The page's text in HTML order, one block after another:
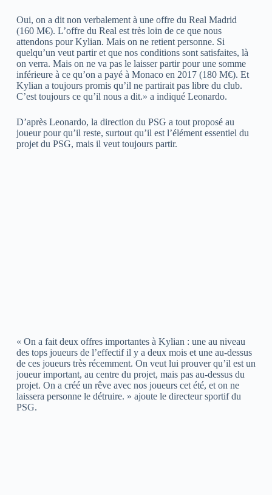
Oui, on a dit non verbalement à une offre du Real Madrid
(160 M€). L’offre du Real est très loin de ce que nous
attendons pour Kylian. Mais on ne retient personne. Si
quelqu’un veut partir et que nos conditions sont satisfaites, là
on verra. Mais on ne va pas le laisser partir pour une somme
inférieure à ce qu’on a payé à Monaco en 2017 (180 M€). Et
Kylian a toujours promis qu’il ne partirait pas libre du club.
C’est toujours ce qu’il nous a dit.» a indiqué Leonardo.
D’après Leonardo, la direction du PSG a tout proposé au
joueur pour qu’il reste, surtout qu’il est l’élément essentiel du
projet du PSG, mais il veut toujours partir.
« On a fait deux offres importantes à Kylian : une au niveau
des tops joueurs de l’effectif il y a deux mois et une au-dessus
de ces joueurs très récemment. On veut lui prouver qu’il est un
joueur important, au centre du projet, mais pas au-dessus du
projet. On a créé un rêve avec nos joueurs cet été, et on ne
laissera personne le détruire. » ajoute le directeur sportif du
PSG.